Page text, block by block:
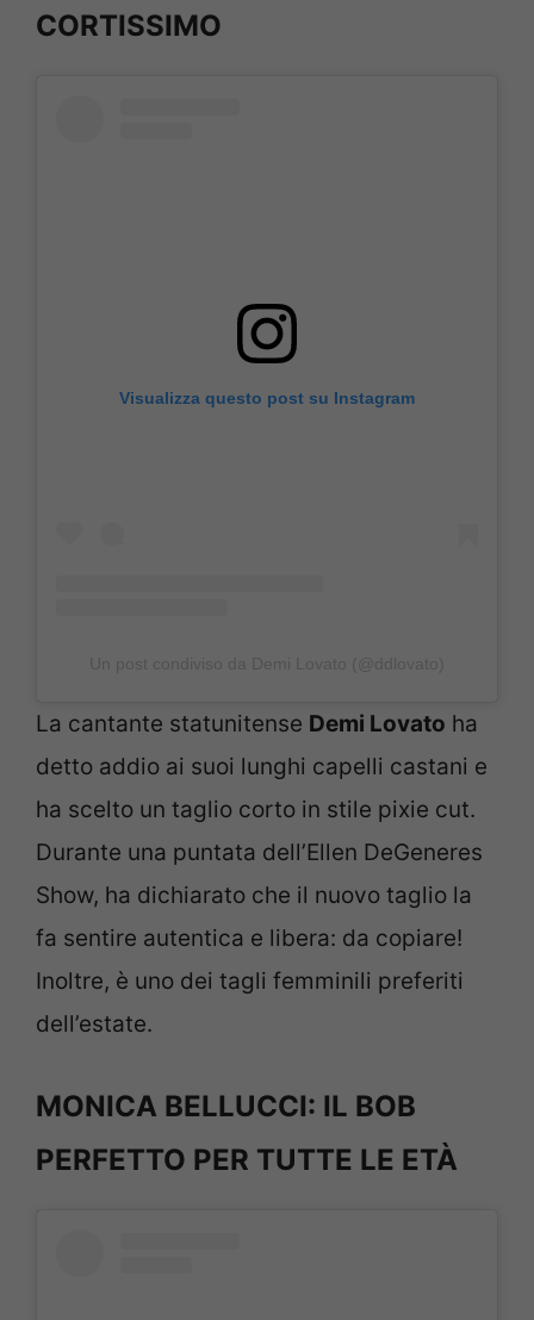
CORTISSIMO
Visualizza questo post su Instagram
La cantante statunitense Demi Lovato ha
detto addio ai suoi lunghi capelli castani e
ha scelto un taglio corto in stile pixie cut.
Durante una puntata dell’Ellen DeGeneres
Show, ha dichiarato che il nuovo taglio la
fa sentire autentica e libera: da copiare!
Inoltre, è uno dei tagli femminili preferiti
dell’estate.
MONICA BELLUCCI: IL BOB
PERFETTO PER TUTTE LE ETÀ